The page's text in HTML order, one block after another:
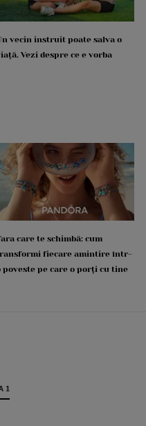
vecin instruit poate salva o
Vezi despre ce e vorba
care te schimbă: cum
fiecare amintire într-
poveste pe care o porți cu tine
1